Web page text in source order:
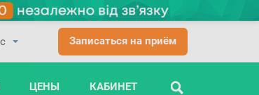
ПОИСК
Записаться на приём
ЦЕНЫ КАБИНЕТ